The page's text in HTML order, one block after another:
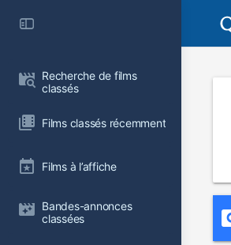
Recherche de films
classés
Films classés récemment
Films à l’affiche
Bandes-annonces
classées